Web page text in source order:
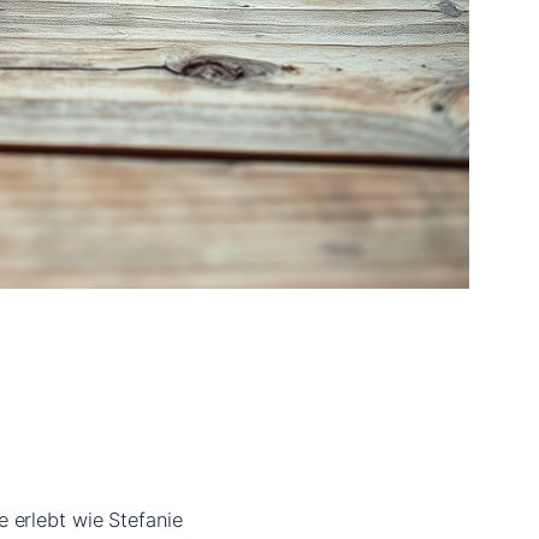
erlebt wie Stefanie